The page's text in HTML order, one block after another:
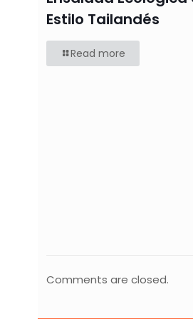
Estilo Tailandés
Read more
Comments are closed.